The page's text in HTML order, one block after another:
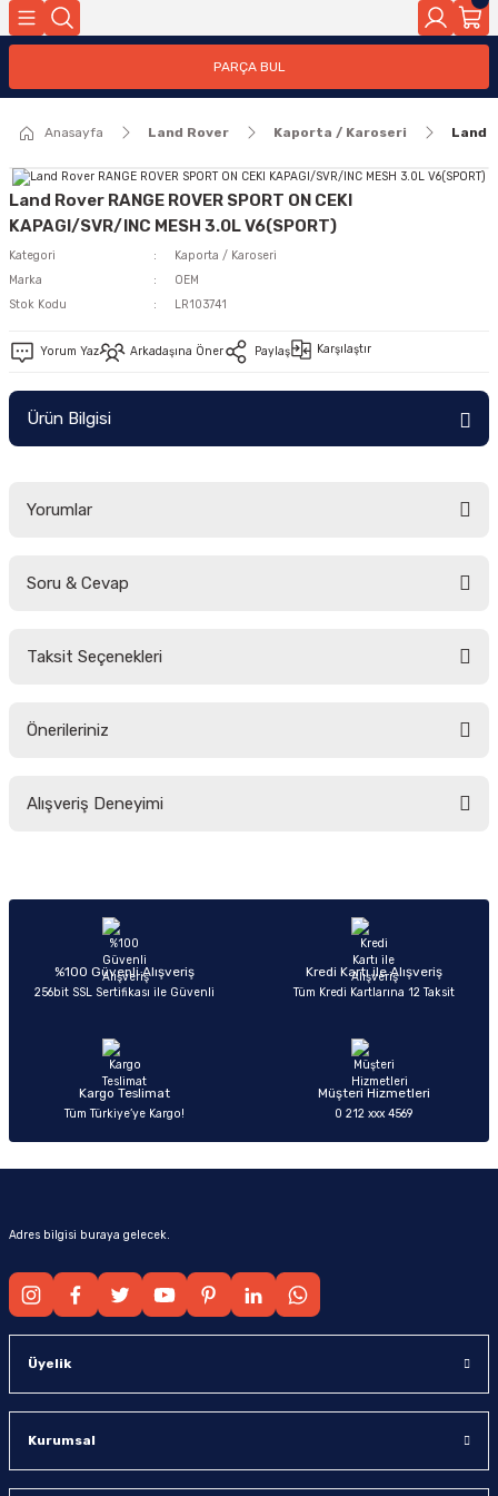
PARÇA BUL
Anasayfa Land Rover Kaporta / Karoseri Land
Land Rover RANGE ROVER SPORT ON CEKI
KAPAGI/SVR/INC MESH 3.0L V6(SPORT)
Kategori
Kaporta / Karoseri
Marka
OEM
Stok Kodu
LR103741
Yorum Yaz Arkadaşına Öner Paylaş Karşılaştır
Ürün Bilgisi
Yorumlar
Soru & Cevap
Taksit Seçenekleri
Önerileriniz
yetersiz gördüğünüz noktaları öneri formunu kullanarak tarafımıza
Ürün açıklamasında eksik bilgiler bulunuyor.
Ürün bilgilerinde hatalar bulunuyor.
Ürün fiyatı diğer sitelerden daha pahalı.
Alışveriş Deneyimi
Sitemize ilk yorumu siz yapın!
%100 Güvenli Alışveriş
256bit SSL Sertifikası ile Güvenli
Kredi Kartı ile Alışveriş
Tüm Kredi Kartlarına 12 Taksit
Kargo Teslimat
Tüm Türkiye’ye Kargo!
Müşteri Hizmetleri
0 212 xxx 4569
Adres bilgisi buraya gelecek.
Üyelik
Kurumsal